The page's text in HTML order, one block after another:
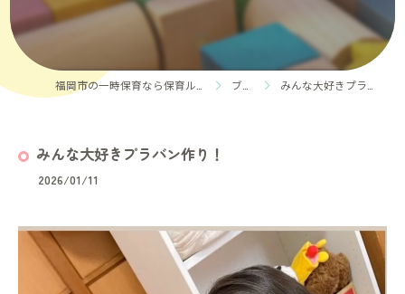
ブログ みんな大好きプラバン作り！
みんな大好きプラバン作り！
2026/01/11